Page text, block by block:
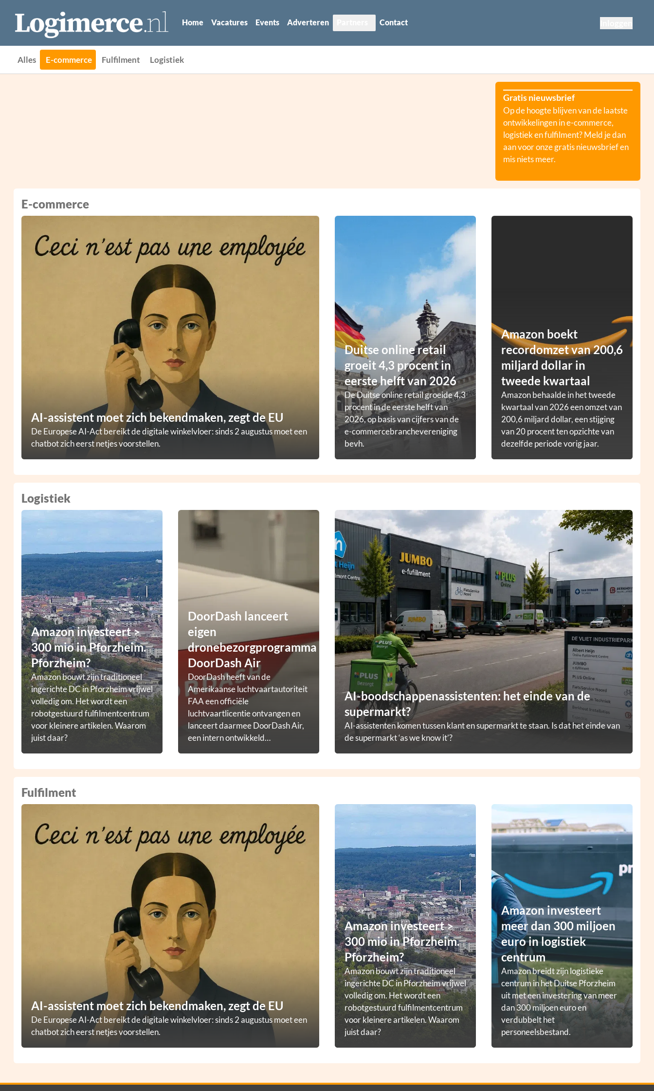
Home Vacatures Events Adverteren Contact
Alles E-commerce Fulfilment Logistiek
Gratis nieuwsbrief
Op de hoogte blijven van de laatste
ontwikkelingen in e-commerce,
logistiek en fulfilment? Meld je dan
aan voor onze gratis nieuwsbrief en
mis niets meer.
E-commerce
AI-assistent moet zich bekendmaken, zegt de EU
De Europese AI-Act bereikt de digitale winkelvloer: sinds 2 augustus moet een
chatbot zich eerst netjes voorstellen.
Duitse online retail
groeit 4,3 procent in
eerste helft van 2026
De Duitse online retail groeide 4,3
procent in de eerste helft van
2026, op basis van cijfers van de
e-commercebranchevereniging
bevh.
Amazon boekt
recordomzet van 200,6
miljard dollar in
tweede kwartaal
Amazon behaalde in het tweede
kwartaal van 2026 een omzet van
200,6 miljard dollar, een stijging
van 20 procent ten opzichte van
dezelfde periode vorig jaar.
Logistiek
AI-boodschappenassistenten: het einde van de
supermarkt?
AI-assistenten komen tussen klant en supermarkt te staan. Is dat het einde van
de supermarkt ‘as we know it’?
Amazon investeert >
300 mio in Pforzheim.
Pforzheim?
Amazon bouwt zijn traditioneel
ingerichte DC in Pforzheim vrijwel
volledig om. Het wordt een
robotgestuurd fulfilmentcentrum
voor kleinere artikelen. Waarom
juist daar?
DoorDash lanceert
eigen
dronebezorgprogramma
DoorDash Air
DoorDash heeft van de
Amerikaanse luchtvaartautoriteit
FAA een officiële
luchtvaartlicentie ontvangen en
lanceert daarmee DoorDash Air,
een intern ontwikkeld
Fulfilment
AI-assistent moet zich bekendmaken, zegt de EU
De Europese AI-Act bereikt de digitale winkelvloer: sinds 2 augustus moet een
chatbot zich eerst netjes voorstellen.
Amazon investeert >
300 mio in Pforzheim.
Pforzheim?
Amazon bouwt zijn traditioneel
ingerichte DC in Pforzheim vrijwel
volledig om. Het wordt een
robotgestuurd fulfilmentcentrum
voor kleinere artikelen. Waarom
juist daar?
Amazon investeert
meer dan 300 miljoen
euro in logistiek
centrum
Amazon breidt zijn logistieke
centrum in het Duitse Pforzheim
uit met een investering van meer
dan 300 miljoen euro en
verdubbelt het
personeelsbestand.